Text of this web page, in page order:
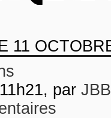
11
par JBB